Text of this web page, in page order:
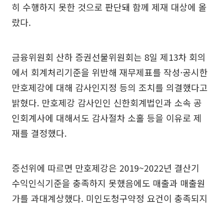
히 수행하지 못한 것으로 판단돼 함께 제재 대상에 올
랐다.
금융위원회 산하 증권선물위원회는 8일 제13차 회의
에서 회계처리기준을 위반해 재무제표를 작성·공시한
만호제강에 대해 감사인지정 등의 조치를 의결했다고
밝혔다. 만호제강 감사인인 신한회계법인과 소속 공
인회계사에 대해서도 감사절차 소홀 등을 이유로 제
재를 결정했다.
증선위에 따르면 만호제강은 2019~2022년 결산기
수익인식기준을 충족하지 못했음에도 매출과 매출원
가를 과대계상했다. 미인도청구약정 요건이 충족되지